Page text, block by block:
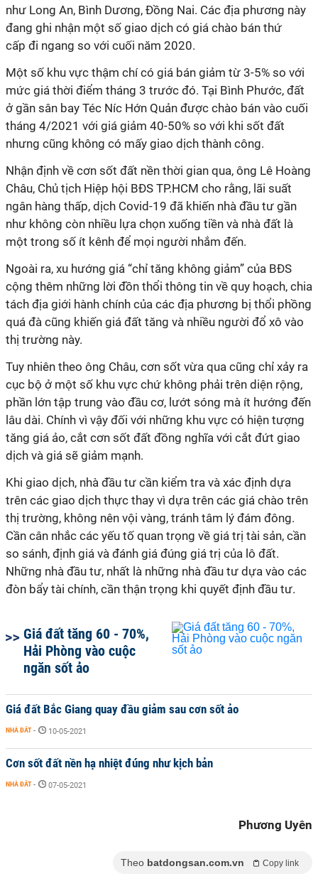
như Long An, Bình Dương, Đồng Nai. Các địa phương này
đang ghi nhận một số giao dịch có giá chào bán thứ
cấp đi ngang so với cuối năm 2020.
Một số khu vực thậm chí có giá bán giảm từ 3-5% so với
mức giá thời điểm tháng 3 trước đó. Tại Bình Phước, đất
ở gần sân bay Téc Níc Hớn Quản được chào bán vào cuối
tháng 4/2021 với giá giảm 40-50% so với khi sốt đất
nhưng cũng không có mấy giao dịch thành công.
Nhận định về cơn sốt đất nền thời gian qua, ông Lê Hoàng
Châu, Chủ tịch Hiệp hội BĐS TP.HCM cho rằng, lãi suất
ngân hàng thấp, dịch Covid-19 đã khiến nhà đầu tư gần
như không còn nhiều lựa chọn xuống tiền và nhà đất là
một trong số ít kênh để mọi người nhắm đến.
Ngoài ra, xu hướng giá “chỉ tăng không giảm” của BĐS
cộng thêm những lời đồn thổi thông tin về quy hoạch, chia
tách địa giới hành chính của các địa phương bị thổi phồng
quá đà cũng khiến giá đất tăng và nhiều người đổ xô vào
thị trường này.
Tuy nhiên theo ông Châu, cơn sốt vừa qua cũng chỉ xảy ra
cục bộ ở một số khu vực chứ không phải trên diện rộng,
phần lớn tập trung vào đầu cơ, lướt sóng mà ít hướng đến
lâu dài. Chính vì vậy đối với những khu vực có hiện tượng
tăng giá ảo, cắt cơn sốt đất đồng nghĩa với cắt đứt giao
dịch và giá sẽ giảm mạnh.
Khi giao dịch, nhà đầu tư cần kiểm tra và xác định dựa
trên các giao dịch thực thay vì dựa trên các giá chào trên
thị trường, không nên vội vàng, tránh tâm lý đám đông.
Cần cân nhắc các yếu tố quan trọng về giá trị tài sản, cần
so sánh, định giá và đánh giá đúng giá trị của lô đất.
Những nhà đầu tư, nhất là những nhà đầu tư dựa vào các
đòn bẩy tài chính, cần thận trọng khi quyết định đầu tư.
Giá đất tăng 60 - 70%,
Hải Phòng vào cuộc
ngăn sốt ảo
Giá đất Bắc Giang quay đầu giảm sau cơn sốt ảo
NHÀ ĐẤT - 10-05-2021
Cơn sốt đất nền hạ nhiệt đúng như kịch bản
NHÀ ĐẤT - 07-05-2021
Phương Uyên
Theo batdongsan.com.vn Copy link